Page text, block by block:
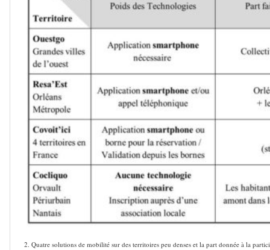
2. Quatre solutions de mobilité sur des territoires peu denses et la part donnée à la